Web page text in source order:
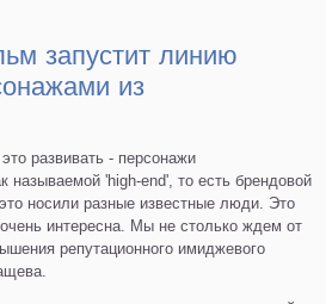
запустит линию
из
развивать - персонажи
'high-end', то есть брендовой
носили разные известные люди. Это
интересна. Мы не столько ждем от
репутационного имиджевого